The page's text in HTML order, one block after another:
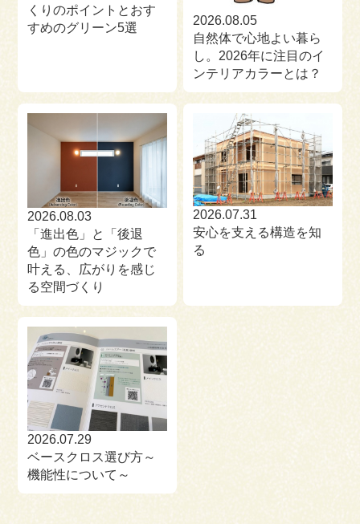
くりのポイントとおす
すめのグリーン5選
2026.08.05
自然体で心地よい暮ら
し。2026年に注目のイ
ンテリアカラーとは？
2026.08.03
「進出色」と「後退
色」の色のマジックで
叶える、広がりを感じ
る空間づくり
2026.07.31
安心を支える構造を知
る
2026.07.29
ベースクロス選び方～
機能性について～